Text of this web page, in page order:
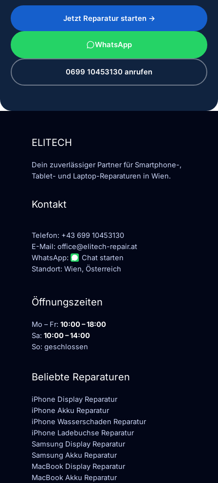
Jetzt Reparatur starten →
WhatsApp
0699 10453130 anrufen
ELITECH
Dein zuverlässiger Partner für Smartphone-,
Tablet- und Laptop-Reparaturen in Wien.
Kontakt
Telefon: +43 699 10453130
E-Mail: office@elitech-repair.at
WhatsApp:
Chat starten
Standort: Wien, Österreich
Öffnungszeiten
Mo – Fr: 10:00 – 18:00
Sa: 10:00 – 14:00
So: geschlossen
Beliebte Reparaturen
iPhone Display Reparatur
iPhone Akku Reparatur
iPhone Wasserschaden Reparatur
iPhone Ladebuchse Reparatur
Samsung Display Reparatur
Samsung Akku Reparatur
MacBook Display Reparatur
MacBook Akku Reparatur